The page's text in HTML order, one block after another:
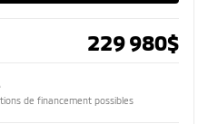
229 980$
de financement possibles